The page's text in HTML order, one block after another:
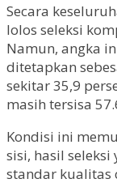
Secara
lolos seleksi
Namun, angka
ditetapkan
sekitar 35,9
masih tersisa
Kondisi ini
sisi, hasil
standar kualitas